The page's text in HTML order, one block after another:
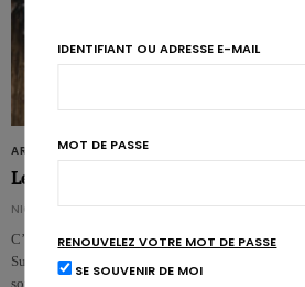
ARTICLES
Les recommandations alimentaires
NICOLAS GUGGENBÜHL
C’était attendu: les nouvelles recommandations
Supérieur de la Santé sont parues. Elles
sont…
IDENTIFIANT OU ADRESSE E-MAIL
MOT DE PASSE
RENOUVELEZ VOTRE MOT DE PASSE
SE SOUVENIR DE MOI